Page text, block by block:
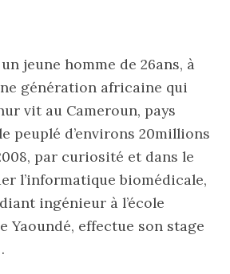
jeune homme de 26ans, à
génération africaine qui
vit au Cameroun, pays
peuplé d’environs 20millions
par curiosité et dans le
l’informatique biomédicale,
ingénieur à l’école
Yaoundé, effectue son stage